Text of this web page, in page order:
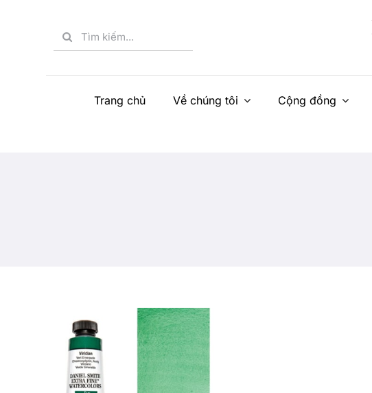
Search
for:
Trang chủ Về chúng tôi Cộng đồng